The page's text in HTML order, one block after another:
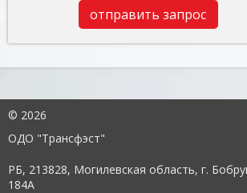
© 2026
ОДО "Трансфэст"
РБ, 213828, Могилевская область, г.
184А